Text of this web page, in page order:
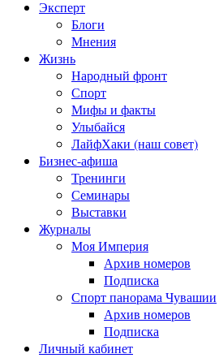
Эксперт
Блоги
Мнения
Жизнь
Народный фронт
Спорт
Мифы и факты
Улыбайся
ЛайфХаки (наш совет)
Бизнес-афиша
Тренинги
Семинары
Выставки
Журналы
Моя Империя
Архив номеров
Подписка
Спорт панорама Чувашии
Архив номеров
Подписка
Личный кабинет